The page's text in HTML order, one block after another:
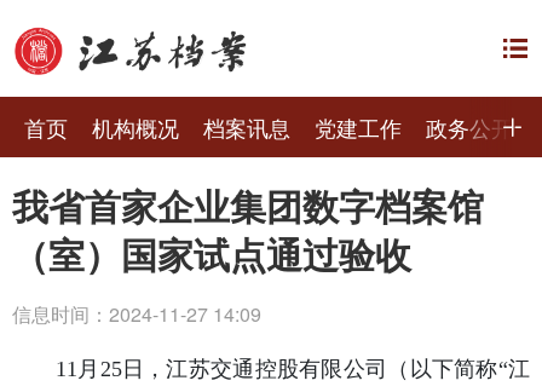
首页 机构概况 档案讯息 党建工作 政务公开
我省首家企业集团数字档案馆
（室）国家试点通过验收
信息时间：2024-11-27 14:09
11月25日，江苏交通控股有限公司（以下简称“江